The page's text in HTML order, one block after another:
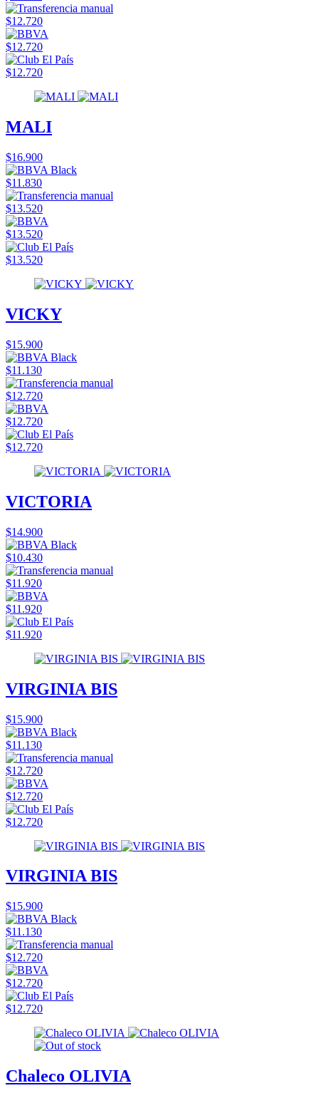
$12.720
$12.720
$12.720
MALI
$16.900
$11.830
$13.520
$13.520
$13.520
VICKY
$15.900
$11.130
$12.720
$12.720
$12.720
VICTORIA
$14.900
$10.430
$11.920
$11.920
$11.920
VIRGINIA BIS
$15.900
$11.130
$12.720
$12.720
$12.720
VIRGINIA BIS
$15.900
$11.130
$12.720
$12.720
$12.720
Chaleco OLIVIA